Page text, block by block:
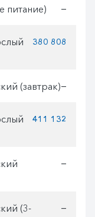
питание) —
380 808
(завтрак)—
411 132
—
(3-
—